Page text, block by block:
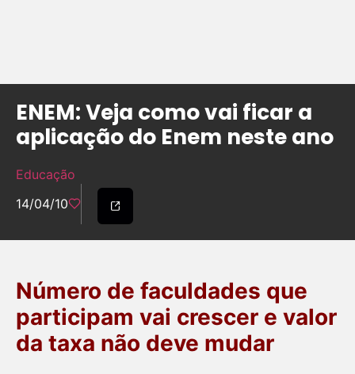
ENEM: Veja como vai ficar a
aplicação do Enem neste ano
Educação
14/04/10
Número de faculdades que
participam vai crescer e valor
da taxa não deve mudar